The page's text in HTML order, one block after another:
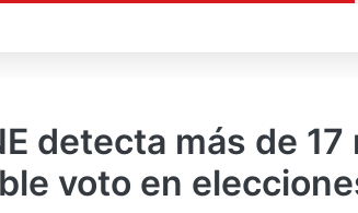
detecta más de
voto en